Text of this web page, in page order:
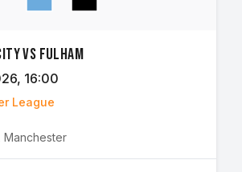
vs Fulham
, 16:00
League
Manchester